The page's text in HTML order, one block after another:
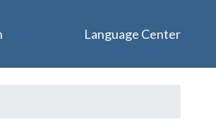
Language Center